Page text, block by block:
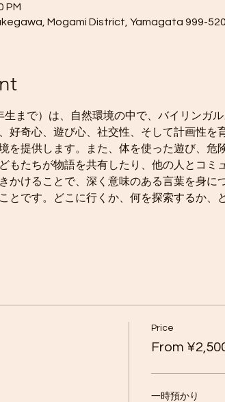
PM
Mogami District, Yamagata 999-
まで）は、自然環境の中で、バイリンガ
好奇心、遊び心、社交性、そして計画性を
を提供します。また、体を使った遊び、危
もたちが物語を共有したり、他の人とコミ
かけることで、深く意味のある言葉を身に
とです。どこに行くか、何を探索するか、
Price
From
一時預かり